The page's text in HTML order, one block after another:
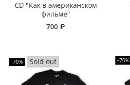
CD "Как в американском
фильме"
700 ₽
-70% -70%